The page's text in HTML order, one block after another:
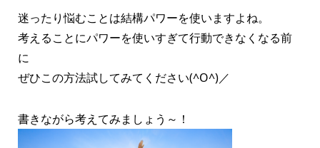
迷ったり悩むことは結構パワーを使いますよね。
考えることにパワーを使いすぎて行動できなくなる前
に
ぜひこの方法試してみてください(^O^)／
書きながら考えてみましょう～！